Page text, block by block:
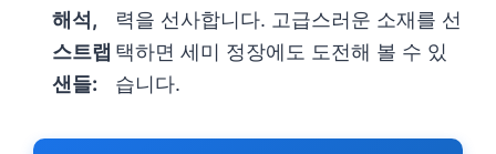
해석,
스트랩
샌들:
력을 선사합니다. 고급스러운 소재를 선
택하면 세미 정장에도 도전해 볼 수 있
습니다.